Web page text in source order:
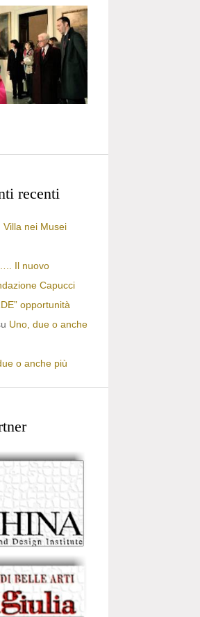
recenti
Villa nei Musei
Il nuovo
Capucci
opportunità
Uno, due o anche
o anche più